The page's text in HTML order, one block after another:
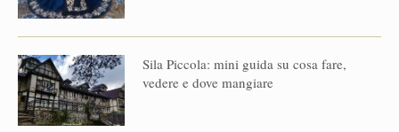
Sila Piccola: mini guida su cosa fare,
vedere e dove mangiare